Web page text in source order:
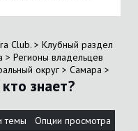
Club. > Клубный раздел
> Регионы владельцев
округ > Самара >
знает?
темы
Опции просмотра